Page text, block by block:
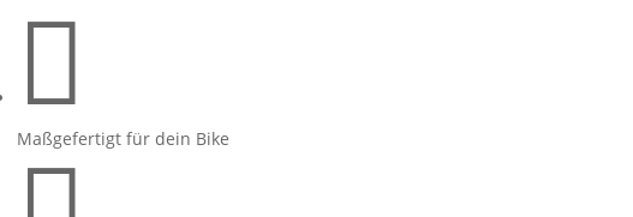
Menge
Maßgefertigt für dein Bike